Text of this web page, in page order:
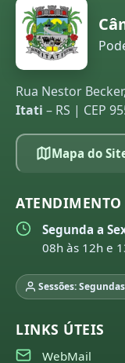
Rua Nestor
Itati – RS | CEP
Mapa do
ATENDIMENTO
Segunda a
08h às 12h e
Sessões:
LINKS ÚTEIS
WebMail